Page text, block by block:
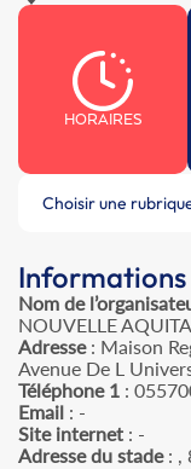
HORAIRES
Choisir une
Nom de
NOUVELLE
Adresse: Maison
Avenue De L
Téléphone 1 :
Email : -
Site internet : -
Adresse du stade: ,